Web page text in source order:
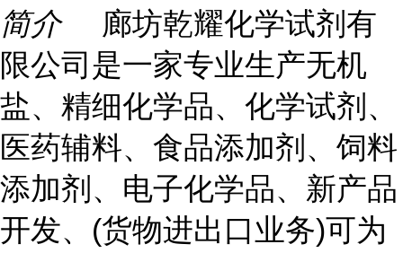
简介
廊坊乾耀化学试剂有
限公司是一家专业生产无机
盐、精细化学品、化学试剂、
医药辅料、食品添加剂、饲料
添加剂、电子化学品、新产品
开发、(货物进出口业务)可为